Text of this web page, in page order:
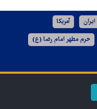
ایران آمریکا
حرم مطهر امام رضا (ع)